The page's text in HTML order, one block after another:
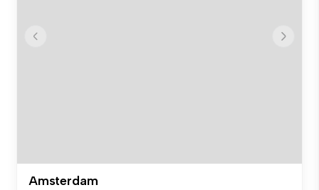
Amsterdam